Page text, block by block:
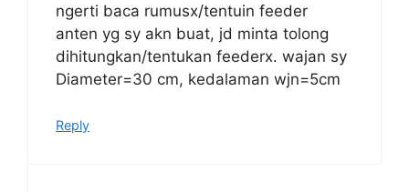
ngerti baca rumusx/tentuin feeder
anten yg sy akn buat, jd minta tolong
dihitungkan/tentukan feederx. wajan sy
Diameter=30 cm, kedalaman wjn=5cm
Reply